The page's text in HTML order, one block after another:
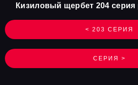
< 203 СЕРИЯ
Кизиловый щербет 204 серия
СЕРИЯ >